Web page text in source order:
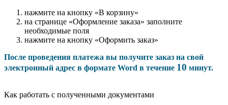
нажмите на кнопку «В корзину»
на странице «Оформление заказа» заполните
необходимые поля
нажмите на кнопку «Оформить заказ»
После проведения платежа вы получите заказ на свой
электронный адрес в формате Word в течение 10 минут.
Как работать с полученными документами